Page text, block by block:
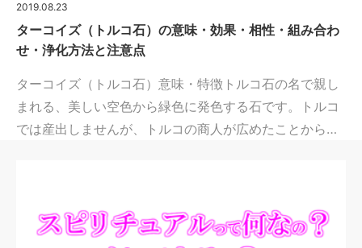
2019.08.23
ターコイズ（トルコ石）の意味・効果・相性・組み合わ
せ・浄化方法と注意点
ターコイズ（トルコ石）意味・特徴トルコ石の名で親し
まれる、美しい空色から緑色に発色する石です。トルコ
では産出しませんが、トルコの商人が広めたことから…